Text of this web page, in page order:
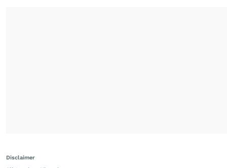
Disclaimer